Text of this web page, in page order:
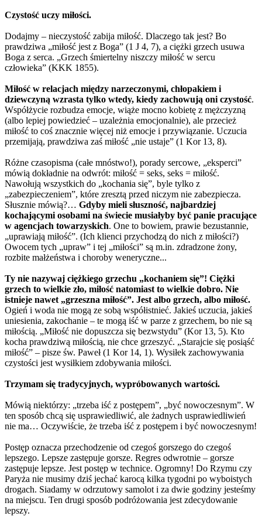
Czystość uczy miłości.
Dodajmy – nieczystość zabija miłość. Dlaczego tak jest? Bo
prawdziwa „miłość jest z Boga” (1 J 4, 7), a ciężki grzech usuwa
Boga z serca. „Grzech śmiertelny niszczy miłość w sercu
człowieka” (KKK 1855).
Miłość w relacjach między narzeczonymi, chłopakiem i
dziewczyną wzrasta tylko wtedy, kiedy zachowują oni czystość.
Współżycie rozbudza emocje, wiąże mocno kobietę z mężczyzną
(albo lepiej powiedzieć – uzależnia emocjonalnie), ale przecież
miłość to coś znacznie więcej niż emocje i przywiązanie. Uczucia
przemijają, prawdziwa zaś miłość „nie ustaje” (1 Kor 13, 8).
Różne czasopisma (całe mnóstwo!), porady sercowe, „eksperci”
mówią dokładnie na odwrót: miłość = seks, seks = miłość.
Nawołują wszystkich do „kochania się”, byle tylko z
„zabezpieczeniem”, które zresztą przed niczym nie zabezpiecza.
Słusznie mówią?… Gdyby mieli słuszność, najbardziej
kochającymi osobami na świecie musiałyby być panie pracujące
w agencjach towarzyskich. One to bowiem, prawie bezustannie,
„uprawiają miłość”. (Ich klienci przychodzą do nich z miłości?)
Owocem tych „upraw” i tej „miłości” są m.in. zdradzone żony,
rozbite małżeństwa i choroby weneryczne...
Ty nie nazywaj ciężkiego grzechu „kochaniem się”! Ciężki
grzech to wielkie zło, miłość natomiast to wielkie dobro. Nie
istnieje nawet „grzeszna miłość”. Jest albo grzech, albo miłość.
Ogień i woda nie mogą ze sobą współistnieć. Jakieś uczucia, jakieś
uniesienia, zakochanie – te mogą iść w parze z grzechem, bo nie są
miłością. „Miłość nie dopuszcza się bezwstydu” (Kor 13, 5). Kto
kocha prawdziwą miłością, nie chce grzeszyć. „Starajcie się posiąść
miłość” – pisze św. Paweł (1 Kor 14, 1). Wysiłek zachowywania
czystości jest wysiłkiem zdobywania miłości.
Trzymam się tradycyjnych, wypróbowanych wartości.
Mówią niektórzy: „trzeba iść z postępem”, „być nowoczesnym”. W
ten sposób chcą się usprawiedliwić, ale żadnych usprawiedliwień
nie ma… Oczywiście, że trzeba iść z postępem i być nowoczesnym!
Postęp oznacza przechodzenie od czegoś gorszego do czegoś
lepszego. Lepsze zastępuje gorsze. Regres odwrotnie – gorsze
zastępuje lepsze. Jest postęp w technice. Ogromny! Do Rzymu czy
Paryża nie musimy dziś jechać karocą kilka tygodni po wyboistych
drogach. Siadamy w odrzutowy samolot i za dwie godziny jesteśmy
na miejscu. Ten drugi sposób podróżowania jest zdecydowanie
lepszy.